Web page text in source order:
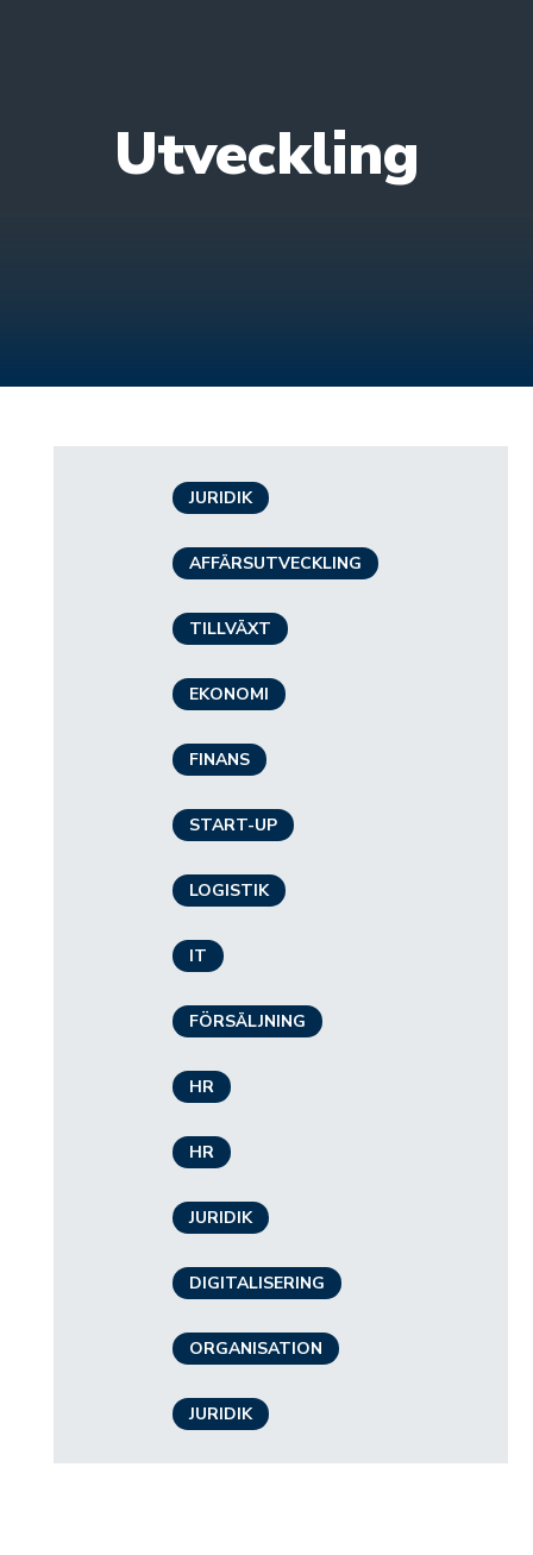
Utveckling
JURIDIK
AFFÄRSUTVECKLING
TILLVÄXT
EKONOMI
FINANS
START-UP
LOGISTIK
IT
FÖRSÄLJNING
HR
HR
JURIDIK
DIGITALISERING
ORGANISATION
JURIDIK